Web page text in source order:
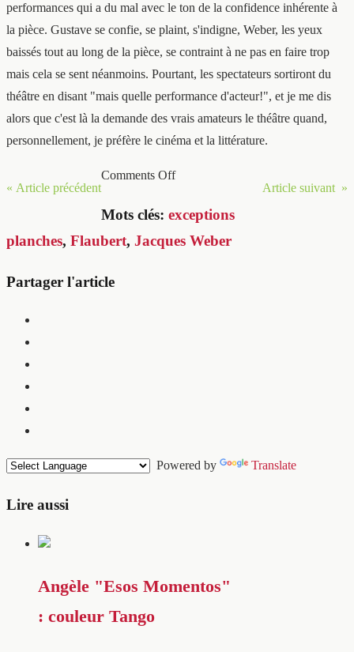
performances qui a du mal avec le ton de la confidence inhérente à
la pièce. Gustave se confie, se plaint, s'indigne, Weber, les yeux
baissés tout au long de la pièce, se contraint à ne pas en faire trop
mais cela se sent néanmoins. Pourtant, les spectateurs sortiront du
théâtre en disant "mais quelle performance d'acteur!", et je me dis
alors que c'est là la demande des vrais amateurs le théâtre quand,
personnellement, je préfère le cinéma et la littérature.
« Article précédent Article suivant »
Comments Off
Mots clés: exceptions
planches, Flaubert, Jacques Weber
Partager l'article
Powered by Translate
Lire aussi
Angèle "Esos Momentos"
: couleur Tango